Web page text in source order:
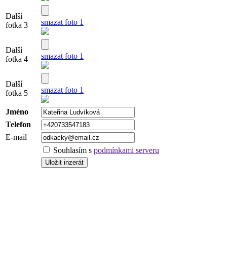
Další
fotka 3
smazat foto 1
Další
fotka 4
smazat foto 1
Další
fotka 5
smazat foto 1
Jméno
Telefon
E-mail
Souhlasím s podmínkami serveru